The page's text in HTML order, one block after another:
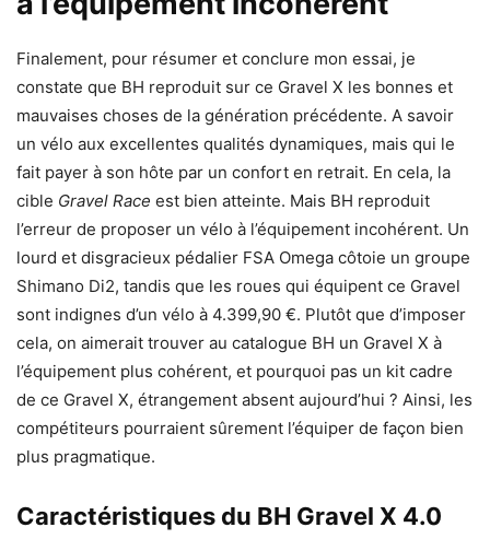
Finalement, pour résumer et conclure mon essai, je
constate que BH reproduit sur ce Gravel X les bonnes et
mauvaises choses de la génération précédente. A savoir
un vélo aux excellentes qualités dynamiques, mais qui le
fait payer à son hôte par un confort en retrait. En cela, la
cible Gravel Race est bien atteinte. Mais BH reproduit
l’erreur de proposer un vélo à l’équipement incohérent. Un
lourd et disgracieux pédalier FSA Omega côtoie un groupe
Shimano Di2, tandis que les roues qui équipent ce Gravel
sont indignes d’un vélo à 4.399,90 €. Plutôt que d’imposer
cela, on aimerait trouver au catalogue BH un Gravel X à
l’équipement plus cohérent, et pourquoi pas un kit cadre
de ce Gravel X, étrangement absent aujourd’hui ? Ainsi, les
compétiteurs pourraient sûrement l’équiper de façon bien
plus pragmatique.
Caractéristiques du BH Gravel X 4.0